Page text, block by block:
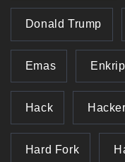
Donald Trump
Emas
Hack Hacker
Hard Fork